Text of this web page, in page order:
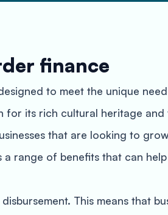
finance
to meet the unique
its rich cultural heritage
that are looking to
range of benefits that can
This means that